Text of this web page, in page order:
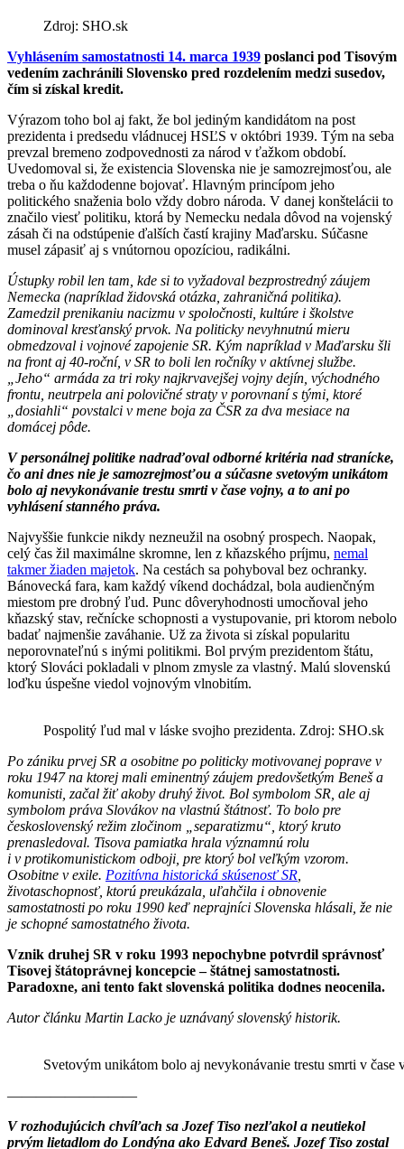
Zdroj: SHO.sk
Vyhlásením samostatnosti 14. marca 1939 poslanci pod Tisovým
vedením zachránili Slovensko pred rozdelením medzi susedov,
čím si získal kredit.
Výrazom toho bol aj fakt, že bol jediným kandidátom na post
prezidenta i predsedu vládnucej HSĽS v októbri 1939. Tým na seba
prevzal bremeno zodpovednosti za národ v ťažkom období.
Uvedomoval si, že existencia Slovenska nie je samozrejmosťou, ale
treba o ňu každodenne bojovať. Hlavným princípom jeho
politického snaženia bolo vždy dobro národa. V danej konštelácii to
značilo viesť politiku, ktorá by Nemecku nedala dôvod na vojenský
zásah či na odstúpenie ďalších častí krajiny Maďarsku. Súčasne
musel zápasiť aj s vnútornou opozíciou, radikálni.
Ústupky robil len tam, kde si to vyžadoval bezprostredný záujem
Nemecka (napríklad židovská otázka, zahraničná politika).
Zamedzil prenikaniu nacizmu v spoločnosti, kultúre i školstve
dominoval kresťanský prvok. Na politicky nevyhnutnú mieru
obmedzoval i vojnové zapojenie SR. Kým napríklad v Maďarsku šli
na front aj 40-roční, v SR to boli len ročníky v aktívnej službe.
„Jeho“ armáda za tri roky najkrvavejšej vojny dejín, východného
frontu, neutrpela ani polovičné straty v porovnaní s tými, ktoré
„dosiahli“ povstalci v mene boja za ČSR za dva mesiace na
domácej pôde.
V personálnej politike nadraďoval odborné kritéria nad stranícke,
čo ani dnes nie je samozrejmosťou a súčasne svetovým unikátom
bolo aj nevykonávanie trestu smrti v čase vojny, a to ani po
vyhlásení stanného práva.
Najvyššie funkcie nikdy nezneužil na osobný prospech. Naopak,
celý čas žil maximálne skromne, len z kňazského príjmu, nemal
takmer žiaden majetok. Na cestách sa pohyboval bez ochranky.
Bánovecká fara, kam každý víkend dochádzal, bola audienčným
miestom pre drobný ľud. Punc dôveryhodnosti umocňoval jeho
kňazský stav, rečnícke schopnosti a vystupovanie, pri ktorom nebolo
badať najmenšie zaváhanie. Už za života si získal popularitu
neporovnateľnú s inými politikmi. Bol prvým prezidentom štátu,
ktorý Slováci pokladali v plnom zmysle za vlastný. Malú slovenskú
loďku úspešne viedol vojnovým vlnobitím.
Pospolitý ľud mal v láske svojho prezidenta. Zdroj: SHO.sk
Po zániku prvej SR a osobitne po politicky motivovanej poprave v
roku 1947 na ktorej mali eminentný záujem predovšetkým Beneš a
komunisti, začal žiť akoby druhý život. Bol symbolom SR, ale aj
symbolom práva Slovákov na vlastnú štátnosť. To bolo pre
československý režim zločinom „separatizmu“, ktorý kruto
prenasledoval. Tisova pamiatka hrala významnú rolu
i v protikomunistickom odboji, pre ktorý bol veľkým vzorom.
Osobitne v exile. Pozitívna historická skúsenosť SR
životaschopnosť, ktorú preukázala, uľahčila i obnovenie
samostatnosti po roku 1990 keď neprajníci Slovenska hlásali, že nie
je schopné samostatného života.
Vznik druhej SR v roku 1993 nepochybne potvrdil správnosť
Tisovej štátoprávnej koncepcie – štátnej samostatnosti.
Paradoxne, ani tento fakt slovenská politika dodnes neocenila.
Autor článku Martin Lacko je uznávaný slovenský historik.
Svetovým unikátom bolo aj nevykonávanie trestu smrti v
—————————
V rozhodujúcich chvíľach sa Jozef Tiso nezľakol a neutiekol
prvým lietadlom do Londýna ako Edvard Beneš. Jozef Tiso zostal